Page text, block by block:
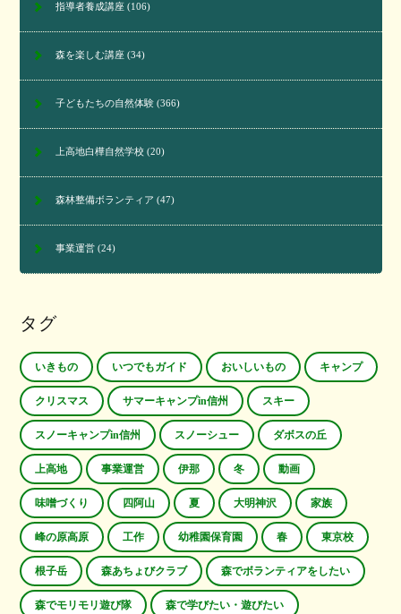
指導者養成講座(106)
森を楽しむ講座(34)
子どもたちの自然体験(366)
上高地白樺自然学校(20)
森林整備ボランティア (47)
事業運営(24)
タグ
いきもの いつでもガイド おいしいもの キャンプ
クリスマス サマーキャンプin信州 スキー
スノーキャンプin信州 スノーシュー ダボスの丘
上高地 事業運営 伊那 冬 動画
味噌づくり 四阿山 夏 大明神沢 家族
峰の原高原 工作 幼稚園保育園 春 東京校
根子岳 森あちょびクラブ 森でボランティアをしたい
森でモリモリ遊び隊 森で学びたい・遊びたい